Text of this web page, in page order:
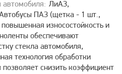
ЛиАЗ,
Автобусы ПАЗ (щетка - 1 шт.,
износостойкость и
обеспечивают
стекла автомобиля,
технология обработки
снизить коэффициент